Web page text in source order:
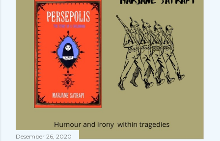
Desember 26, 2020